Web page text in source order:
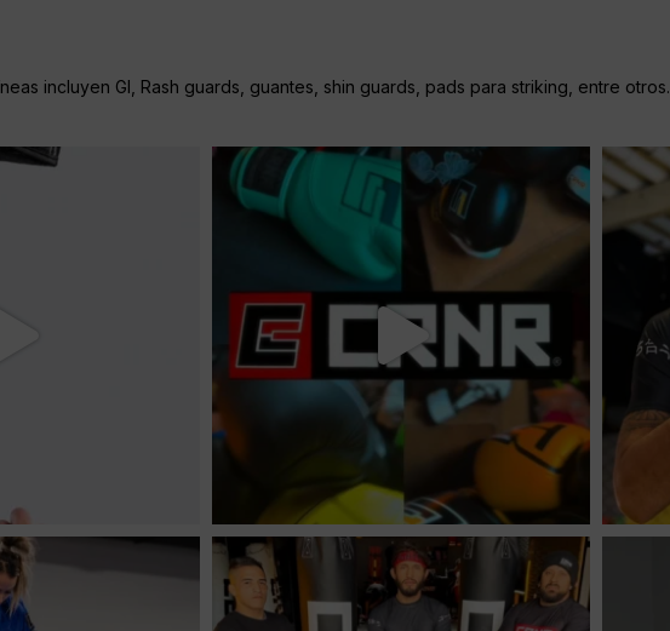
incluyen GI, Rash guards, guantes, shin guards, pads para striking, entre otros.